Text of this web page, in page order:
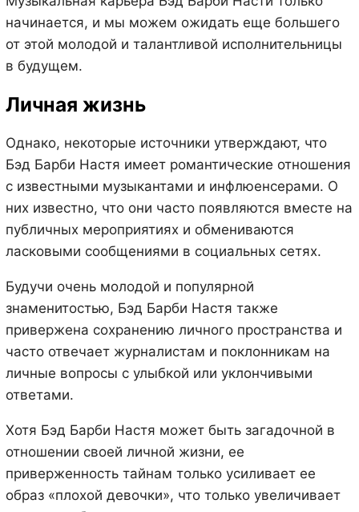
начинается, и мы можем ожидать еще большего
от этой молодой и талантливой исполнительницы
в будущем.
Личная жизнь
Однако, некоторые источники утверждают, что
Бэд Барби Настя имеет романтические отношения
с известными музыкантами и инфлюенсерами. О
них известно, что они часто появляются вместе на
публичных мероприятиях и обмениваются
ласковыми сообщениями в социальных сетях.
Будучи очень молодой и популярной
знаменитостью, Бэд Барби Настя также
привержена сохранению личного пространства и
часто отвечает журналистам и поклонникам на
личные вопросы с улыбкой или уклончивыми
ответами.
Хотя Бэд Барби Настя может быть загадочной в
отношении своей личной жизни, ее
приверженность тайнам только усиливает ее
образ «плохой девочки», что только увеличивает